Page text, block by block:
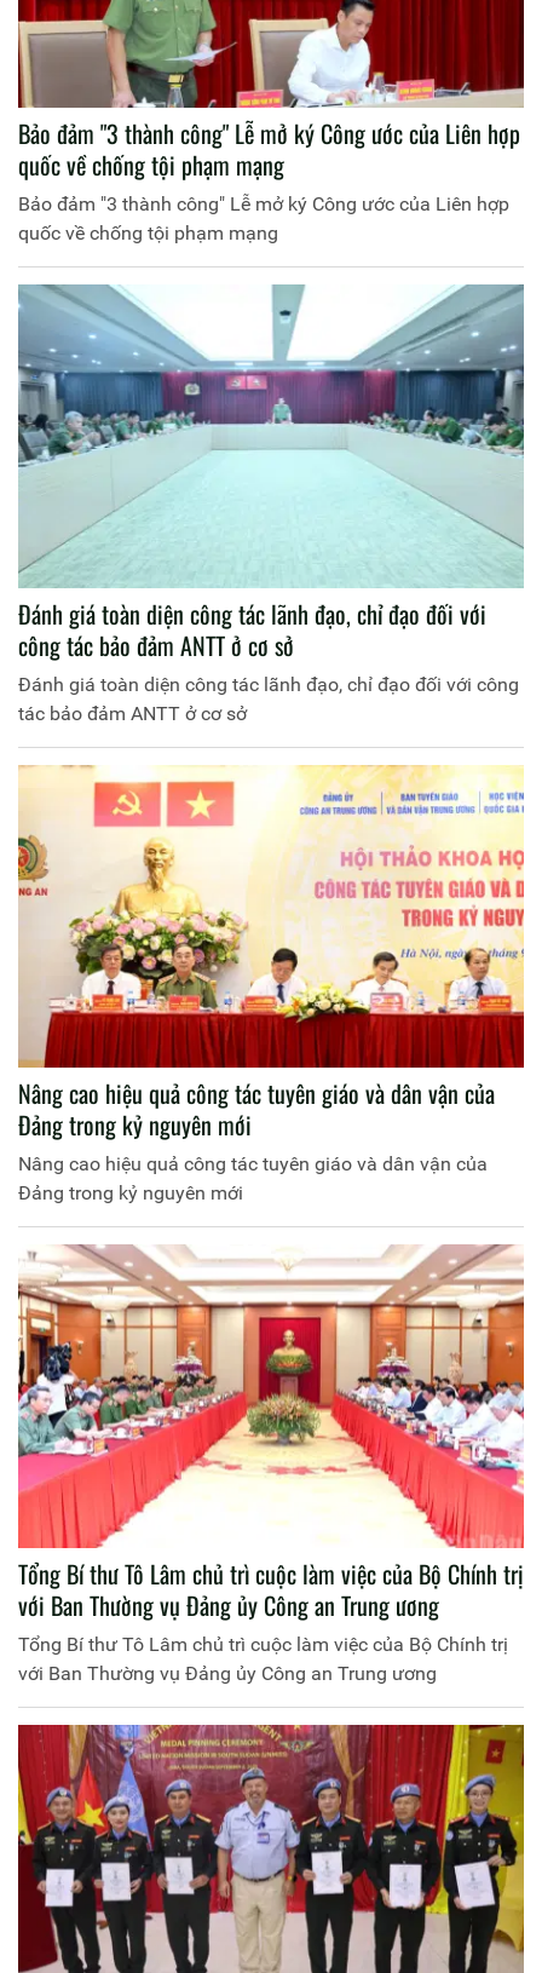
Bảo đảm "3 thành công" Lễ mở ký Công ước của Liên hợp
quốc về chống tội phạm mạng
Bảo đảm "3 thành công" Lễ mở ký Công ước của Liên hợp
quốc về chống tội phạm mạng
Đánh giá toàn diện công tác lãnh đạo, chỉ đạo đối với
công tác bảo đảm ANTT ở cơ sở
Đánh giá toàn diện công tác lãnh đạo, chỉ đạo đối với công
tác bảo đảm ANTT ở cơ sở
Nâng cao hiệu quả công tác tuyên giáo và dân vận của
Đảng trong kỷ nguyên mới
Nâng cao hiệu quả công tác tuyên giáo và dân vận của
Đảng trong kỷ nguyên mới
Tổng Bí thư Tô Lâm chủ trì cuộc làm việc của Bộ Chính trị
với Ban Thường vụ Đảng ủy Công an Trung ương
Tổng Bí thư Tô Lâm chủ trì cuộc làm việc của Bộ Chính trị
với Ban Thường vụ Đảng ủy Công an Trung ương